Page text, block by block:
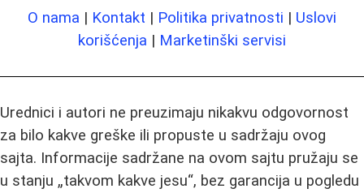
O nama | Kontakt | Politika privatnosti | Uslovi
korišćenja | Marketinški servisi
Urednici i autori ne preuzimaju nikakvu odgovornost
za bilo kakve greške ili propuste u sadržaju ovog
sajta. Informacije sadržane na ovom sajtu pružaju se
u stanju „takvom kakve jesu“, bez garancija u pogledu